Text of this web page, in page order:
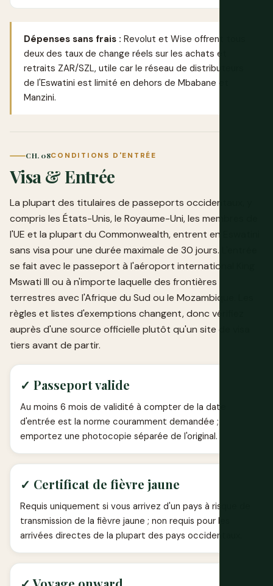
Dépenses sans frais : Revolut et Wise offrent tous
deux des taux de change réels sur les achats et
retraits ZAR/SZL, utile car le réseau de distributeurs
de l'Eswatini est limité en dehors de Mbabane et
Manzini.
CH. 08CONDITIONS D'ENTRÉE
Visa & Entrée
La plupart des titulaires de passeports occidentaux, y
compris les États-Unis, le Royaume-Uni, les membres de
l'UE et la plupart du Commonwealth, entrent en Eswatini
sans visa pour une durée maximale de 30 jours. L'entrée
se fait avec le passeport à l'aéroport international King
Mswati III ou à n'importe laquelle des frontières
terrestres avec l'Afrique du Sud ou le Mozambique. Les
règles et listes d'exemptions changent, donc vérifiez
auprès d'une source officielle plutôt qu'un site de visa
tiers avant de partir.
✓ Passeport valide
Au moins 6 mois de validité à compter de la date
d'entrée est la norme couramment demandée ;
emportez une photocopie séparée de l'original.
✓ Certificat de fièvre jaune
Requis uniquement si vous arrivez d'un pays à risque de
transmission de la fièvre jaune ; non requis pour les
arrivées directes de la plupart des pays occidentaux.